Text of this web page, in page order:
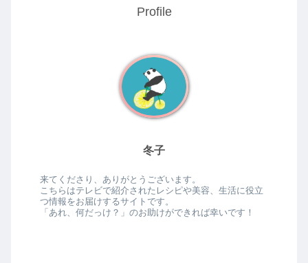
Profile
冬子
来てくださり、ありがとうございます。
こちらはテレビで紹介されたレシピや美容、生活に役立
つ情報をお届けするサイトです。
「あれ、何だっけ？」のお助けができれば幸いです！